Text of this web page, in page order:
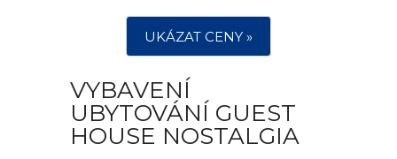
UKÁZAT CENY »
VYBAVENÍ
UBYTOVÁNÍ GUEST
HOUSE NOSTALGIA